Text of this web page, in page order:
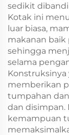
sedikit
Kotak ini
luar biasa,
makanan baik
sehingga
selama
memberikan
tumpahan
dan disimpan.
kemampuan